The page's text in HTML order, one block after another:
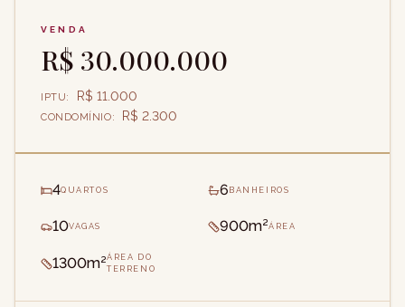
VENDA
R$ 30.000.000
IPTU: R$ 11.000
CONDOMÍNIO: R$ 2.300
4QUARTOS 6 BANHEIROS
10VAGAS 900m²ÁREA
1300m²ÁREA DO
TERRENO